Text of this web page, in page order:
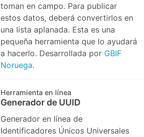
toman en campo. Para publicar
estos datos, deberá convertirlos en
una lista aplanada. Esta es una
pequeña herramienta que lo ayudará
a hacerlo. Desarrollada por GBIF
Noruega.
Herramienta en línea
Generador de UUID
Generador en línea de
Identificadores Únicos Universales